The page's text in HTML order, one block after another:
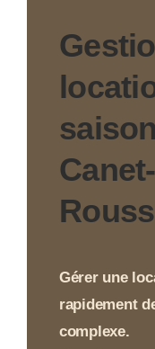
Gérer une
rapidement
complexe.